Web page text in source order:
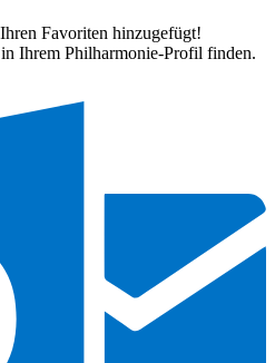
Favoriten hinzugefügt!
Ihrem Philharmonie-Profil finden.